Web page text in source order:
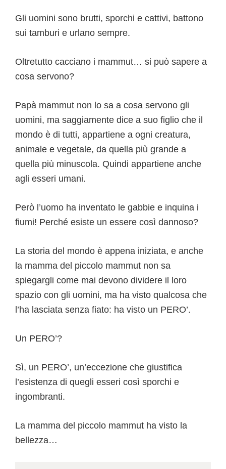
Gli uomini sono brutti, sporchi e cattivi, battono
sui tamburi e urlano sempre.
Oltretutto cacciano i mammut… si può sapere a
cosa servono?
Papà mammut non lo sa a cosa servono gli
uomini, ma saggiamente dice a suo figlio che il
mondo è di tutti, appartiene a ogni creatura,
animale e vegetale, da quella più grande a
quella più minuscola. Quindi appartiene anche
agli esseri umani.
Però l’uomo ha inventato le gabbie e inquina i
fiumi! Perché esiste un essere così dannoso?
La storia del mondo è appena iniziata, e anche
la mamma del piccolo mammut non sa
spiegargli come mai devono dividere il loro
spazio con gli uomini, ma ha visto qualcosa che
l’ha lasciata senza fiato: ha visto un PERO’.
Un PERO’?
Sì, un PERO’, un’eccezione che giustifica
l’esistenza di quegli esseri così sporchi e
ingombranti.
La mamma del piccolo mammut ha visto la
bellezza…